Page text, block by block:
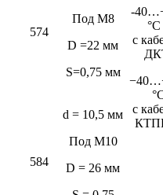
-
°C
c
c
574
Под М8
D =22 мм
S=0,75 мм
584
d = 10,5 мм
Под М10
D = 26 мм